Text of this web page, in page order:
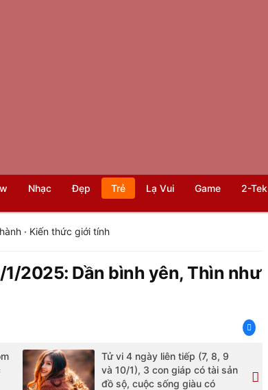
Nhạc Đẹp Trẻ Lạ Vui Game 2-Tek
· Kiến thức giới tính
2025: Dần bình yên, Thìn như
Tử vi 4 ngày liên tiếp (7, 8, 9
và 10/1), 3 con giáp có tài sản
đồ sộ, cuộc sống giàu có